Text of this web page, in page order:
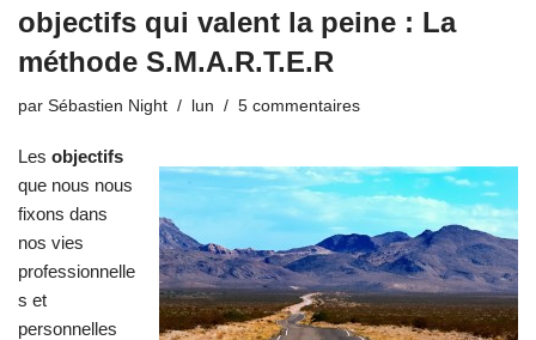
objectifs qui valent la peine : La
méthode S.M.A.R.T.E.R
par Sébastien Night lun 5 commentaires
Les objectifs
que nous nous
fixons dans
nos vies
professionnelle
s et
personnelles